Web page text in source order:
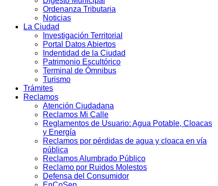
Ordenanza Tributaria
Noticias
La Ciudad
Investigación Territorial
Portal Datos Abiertos
Indentidad de la Ciudad
Patrimonio Escultórico
Terminal de Ómnibus
Turismo
Trámites
Reclamos
Atención Ciudadana
Reclamos Mi Calle
Reglamentos de Usuario: Agua Potable, Cloacas
y Energía
Reclamos por pérdidas de agua y cloaca en vía
pública
Reclamos Alumbrado Público
Reclamo por Ruidos Molestos
Defensa del Consumidor